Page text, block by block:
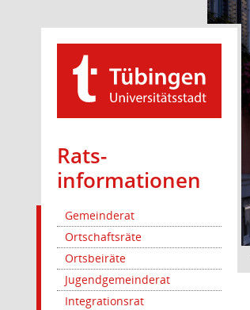
Rats­
informationen
Gemeinderat
Ortschaftsräte
Ortsbeiräte
Jugendgemeinderat
Integrationsrat